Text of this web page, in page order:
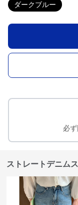
ダークブルー
必
ストレートデニム